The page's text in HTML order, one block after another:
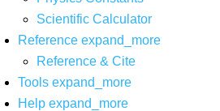
Scientific Calculator
Reference expand_more
Reference & Cite
Tools expand_more
Help expand_more